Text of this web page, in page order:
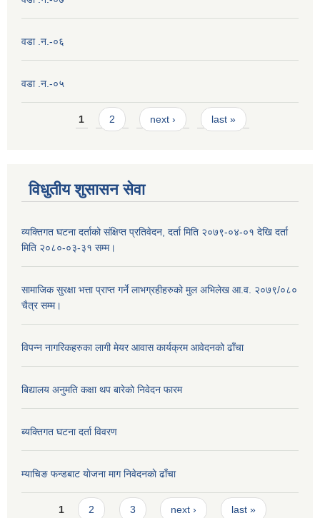
वडा .न.-०६
वडा .न.-०५
Pages1 2 next › last »
विधुतीय शुसासन सेवा
व्यक्तिगत घटना दर्ताको संक्षिप्त प्रतिवेदन, दर्ता मिति २०७९-०४-०१ देखि दर्ता
मिति २०८०-०३-३१ सम्म।
सामाजिक सुरक्षा भत्ता प्राप्त गर्ने लाभग्रहीहरुको मुल अभिलेख आ.व. २०७९/०८०
चैत्र सम्म।
विपन्न नागरिकहरुका लागी मेयर आवास कार्यक्रम आवेदनको ढाँचा
बिद्यालय अनुमति कक्षा थप बारेकाे निवेदन फारम
ब्यक्तिगत घटना दर्ता विवरण
म्याचिङ फन्डबाट याेजना माग निवेदनकाे ढाँचा
Pages
1 2 3 next › last »